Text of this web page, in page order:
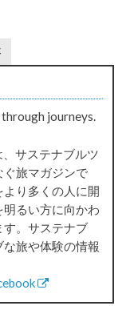
journeys.
サステナブルツ
ぐ旅マガジンで
り多くの人に開
るい方に向かわ
。サステナブ
旅や体験の情報